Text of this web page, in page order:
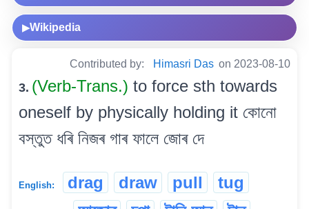
▶Wikipedia
Contributed by: Himasri Das on 2023-08-10
3. (Verb-Trans.) to force sth towards
oneself by physically holding it কোনো
বস্তুত ধৰি নিজৰ গাৰ ফালে জোৰ দে
English: drag draw pull tug